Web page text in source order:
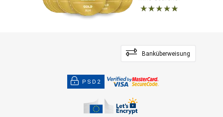
Banküberweisung
PSD2